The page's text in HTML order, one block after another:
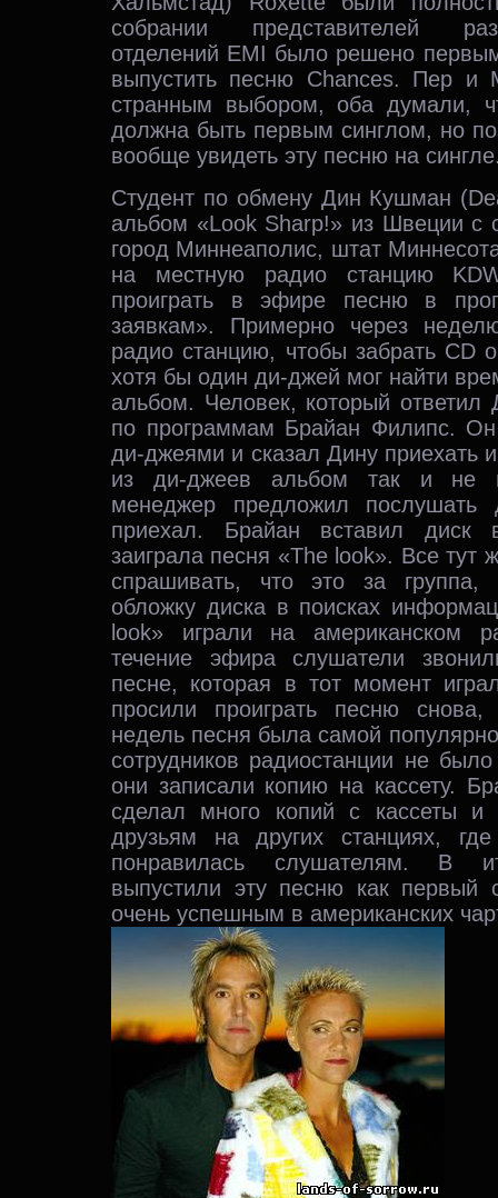
собрании представителей
отделений EMI было решено
выпустить песню Chances. Пер и
странным выбором, оба думали,
должна быть первым синглом, но
вообще увидеть эту песню на
Студент по обмену Дин Кушман
альбом «Look Sharp!» из Швеции с
город Миннеаполис, штат
на местную радио станцию
проиграть в эфире песню в
заявкам». Примерно через
радио станцию, чтобы забрать CD
хотя бы один ди-джей мог найти
альбом. Человек, который
по программам Брайан Филипс.
ди-джеями и сказал Дину приехать
из ди-джеев альбом так и не
менеджер предложил
приехал. Брайан вставил диск
заиграла песня «The look». Все тут
спрашивать, что это за группа,
обложку диска в поисках
look» играли на американском
течение эфира слушатели
песне, которая в тот момент
просили проиграть песню
недель песня была самой
сотрудников радиостанции не
они записали копию на кассету.
сделал много копий с кассеты и
друзьям на других станциях,
понравилась слушателям. В
выпустили эту песню как первый
очень успешным в американских